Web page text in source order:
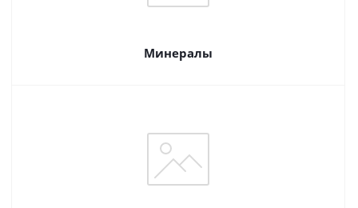
Минералы